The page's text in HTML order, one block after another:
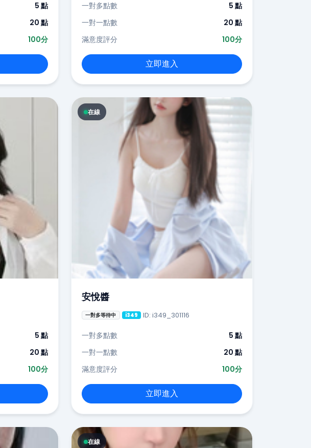
5 點
20 點
100分
一對多點數
5 點
一對一點數
20 點
滿意度評分
100分
立即進入
5 點
20 點
100分
在線
安悅醬
一對多等待中 i349 ID: i349_301116
一對多點數
5 點
一對一點數
20 點
滿意度評分
100分
立即進入
在線